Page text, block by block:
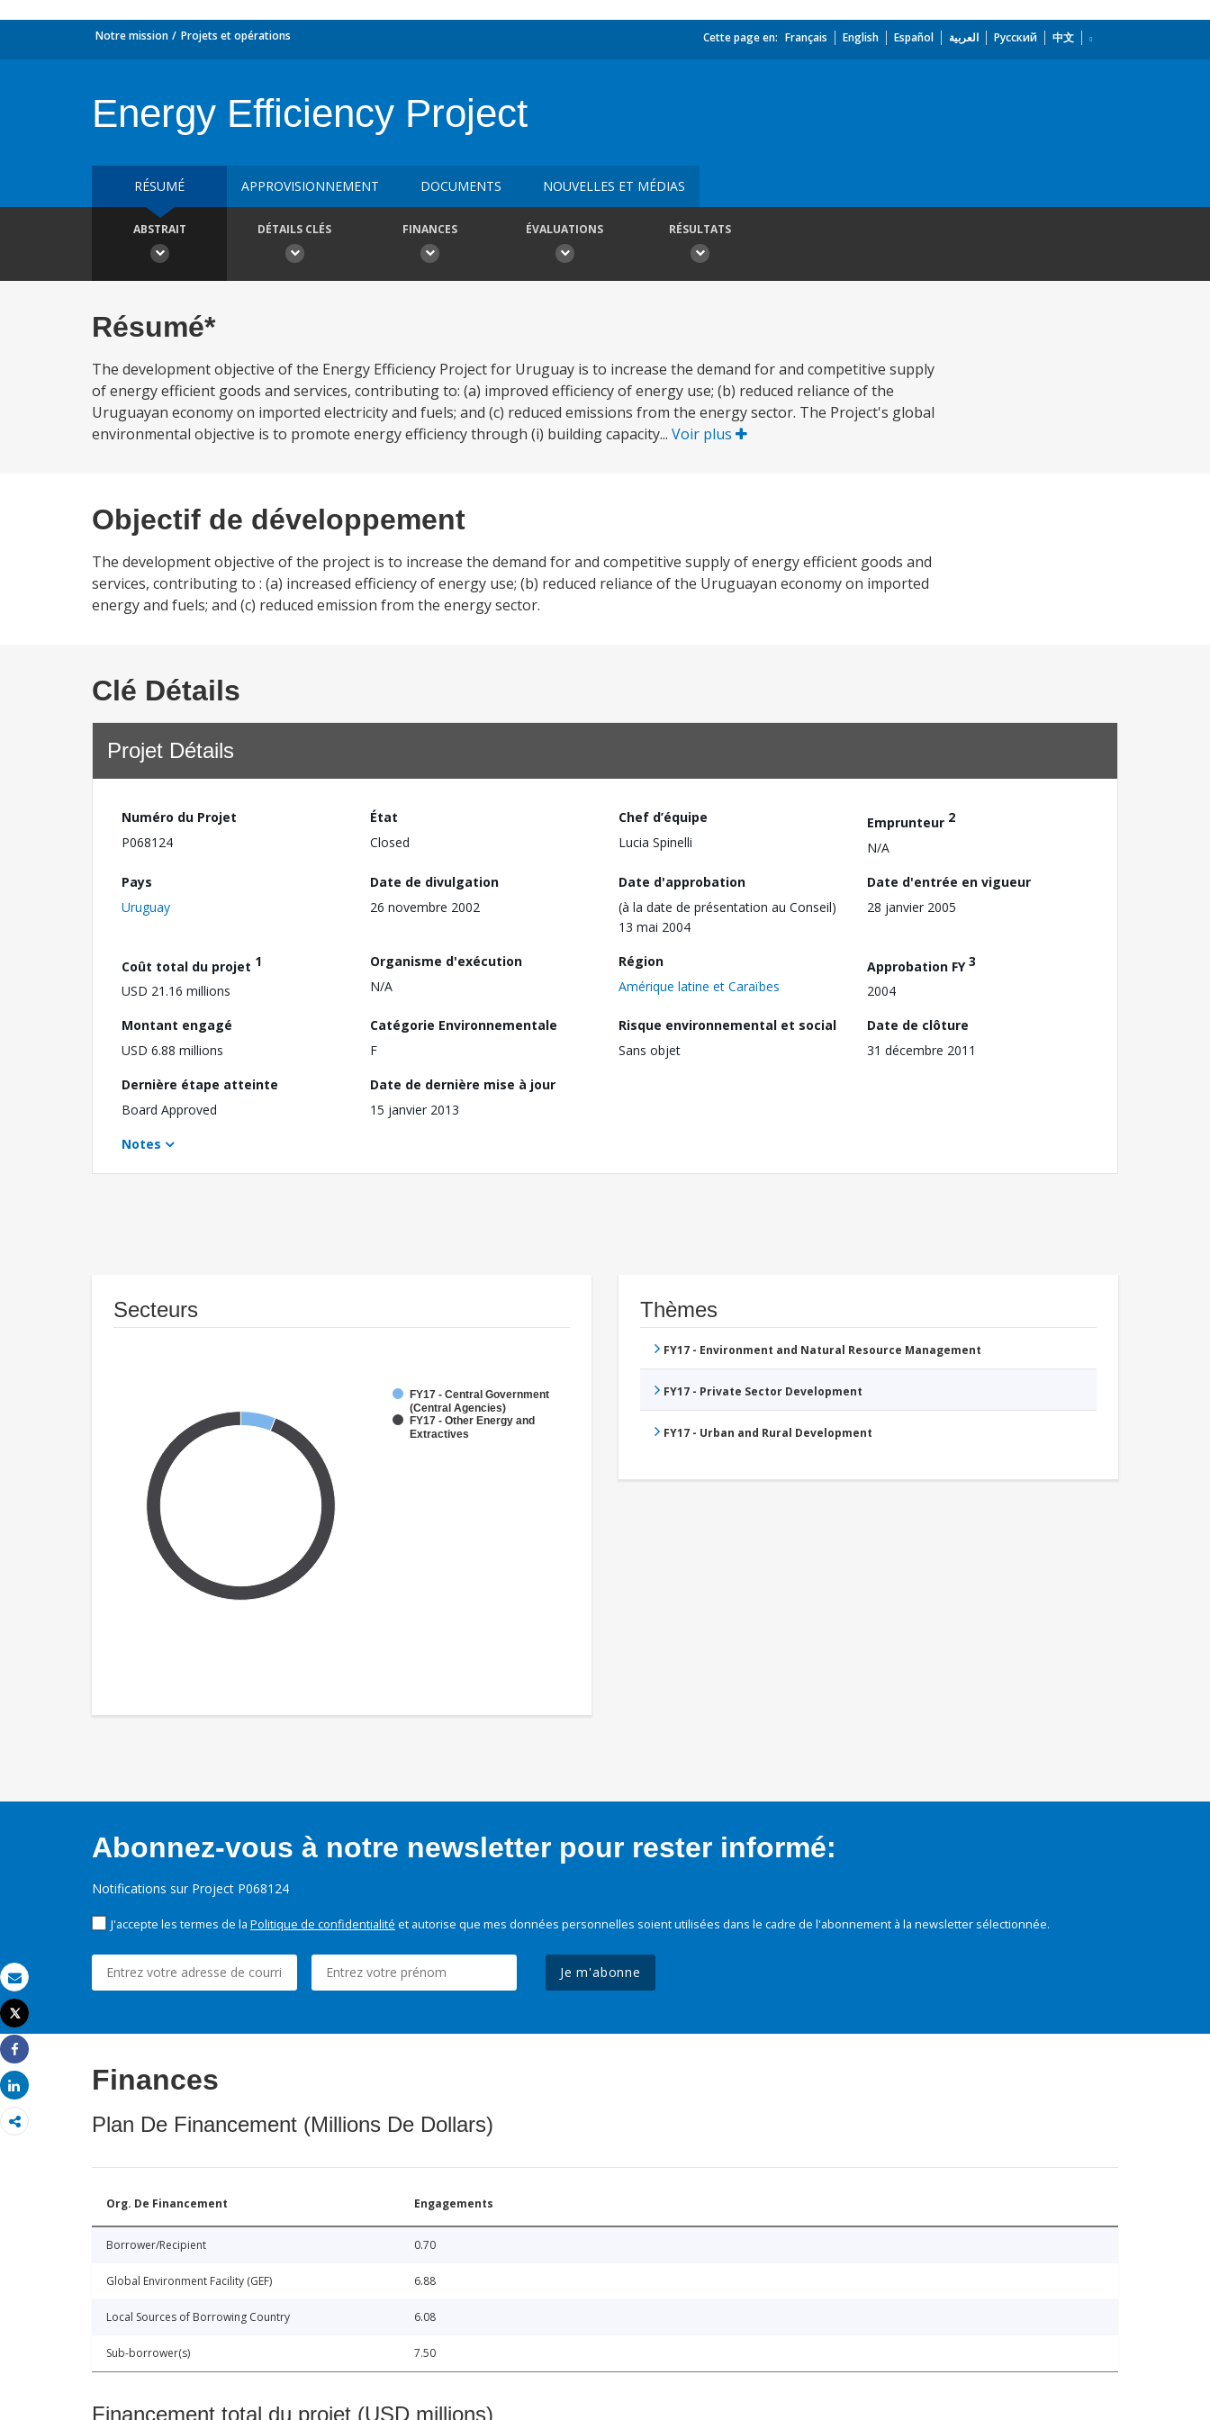
Email
Imprimer
Tweet
Share
Share
Notre mission Projets et opérations Cette page en: Français English Español العربية Русский 中文
Energy Efficiency Project
RÉSUMÉ APPROVISIONNEMENT DOCUMENTS NOUVELLES ET MÉDIAS
ABSTRAIT DÉTAILS CLÉS FINANCES ÉVALUATIONS RÉSULTATS
Résumé*
The development objective of the Energy Efficiency Project for Uruguay is to increase the demand for and competitive supply
of energy efficient goods and services, contributing to: (a) improved efficiency of energy use; (b) reduced reliance of the
Uruguayan economy on imported electricity and fuels; and (c) reduced emissions from the energy sector. The Project's global
environmental objective is to promote energy efficiency through (i) building capacity... Voir plus
Objectif de développement
The development objective of the project is to increase the demand for and competitive supply of energy efficient goods and
services, contributing to : (a) increased efficiency of energy use; (b) reduced reliance of the Uruguayan economy on imported
energy and fuels; and (c) reduced emission from the energy sector.
Clé Détails
Projet Détails
Numéro du Projet
P068124
État
Closed
Chef d’équipe
Lucia Spinelli
Emprunteur 2
N/A
Pays
Uruguay
Date de divulgation
26 novembre 2002
Date d'approbation
(à la date de présentation au Conseil)
13 mai 2004
Date d'entrée en vigueur
28 janvier 2005
Coût total du projet 1
USD 21.16 millions
Organisme d'exécution
N/A
Région
Amérique latine et Caraïbes
Approbation FY3
2004
Montant engagé
USD 6.88 millions
Catégorie Environnementale
F
Risque environnemental et social
Sans objet
Date de clôture
31 décembre 2011
Dernière étape atteinte
Board Approved
Date de dernière mise à jour
15 janvier 2013
Notes
Secteurs
FY17 - Central Government
(Central Agencies)
FY17 - Other Energy and
Extractives
Thèmes
FY17 - Environment and Natural Resource Management
FY17 - Private Sector Development
FY17 - Urban and Rural Development
Abonnez-vous à notre newsletter pour rester informé:
Notifications sur Project P068124
J'accepte les termes de la Politique de confidentialité et autorise que mes données personnelles soient utilisées dans le cadre de l'abonnement à la newsletter sélectionnée.
Je m'abonne
Finances
Plan De Financement (Millions De Dollars)
Org. De Financement Engagements
Borrower/Recipient 0.70
Global Environment Facility (GEF) 6.88
Local Sources of Borrowing Country 6.08
Sub-borrower(s) 7.50
Financement total du projet (USD millions)